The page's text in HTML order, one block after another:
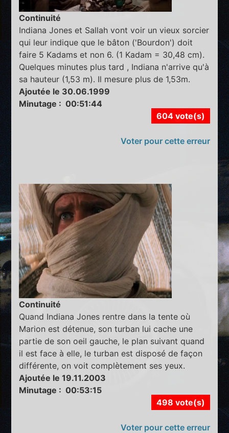
Continuité
Indiana Jones et Sallah vont voir un vieux sorcier
qui leur indique que le bâton ('Bourdon') doit
faire 5 Kadams et non 6. (1 Kadam = 30,48 cm).
Quelques minutes plus tard , Indiana n'arrive qu'à
sa hauteur (1,53 m). Il mesure plus de 1,53m.
Ajoutée le 30.06.1999
Minutage : 00:51:44
604 vote(s)
Voter pour cette erreur
Continuité
Quand Indiana Jones rentre dans la tente où
Marion est détenue, son turban lui cache une
partie de son oeil gauche, le plan suivant quand
il est face à elle, le turban est disposé de façon
différente, on voit complètement ses yeux.
Ajoutée le 19.11.2003
Minutage : 00:53:15
498 vote(s)
Voter pour cette erreur